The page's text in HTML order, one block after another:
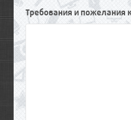
Требования и пожелания